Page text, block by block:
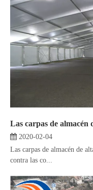
2020-02-04
Las carpas de almacén de
contra las co...